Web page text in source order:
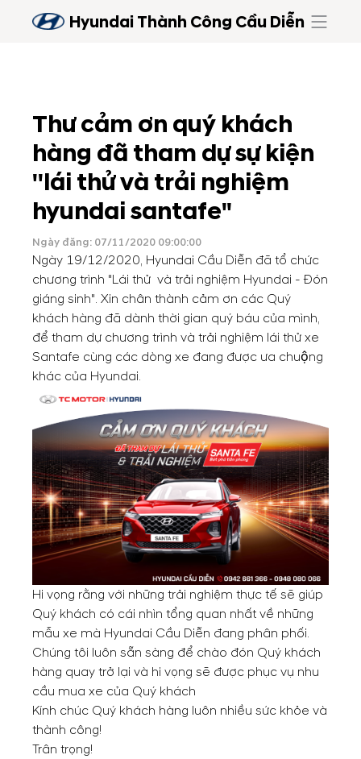
Hyundai Thành Công Cầu Diễn
Thư cảm ơn quý khách
hàng đã tham dự sự kiện
''lái thử và trải nghiệm
hyundai santafe"
Ngày đăng: 07/11/2020 09:00:00
Ngày 19/12/2020, Hyundai Cầu Diễn đã tổ chức
chương trình "Lái thử và trải nghiệm Hyundai - Đón
giáng sinh". Xin chân thành cảm ơn các Quý
khách hàng đã dành thời gian quý báu của mình,
để tham dự chương trình và trải nghiệm lái thử xe
Santafe cùng các dòng xe đang được ưa chuộng
khác của Hyundai.
Hi vọng rằng với những trải nghiệm thực tế sẽ giúp
Quý khách có cái nhìn tổng quan nhất về những
mẫu xe mà Hyundai Cầu Diễn đang phân phối.
Chúng tôi luôn sẵn sàng để chào đón Quý khách
hàng quay trở lại và hi vọng sẽ được phục vụ nhu
cầu mua xe của Quý khách
Kính chúc Quý khách hàng luôn nhiều sức khỏe và
thành công!
Trân trọng!